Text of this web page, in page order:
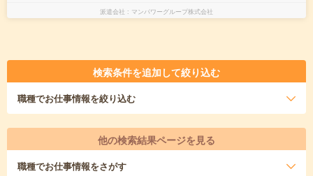
派遣会社 マンパワーグループ株式会社
検索条件を追加して絞り込む
職種でお仕事情報を絞り込む
他の検索結果ページを見る
職種でお仕事情報をさがす